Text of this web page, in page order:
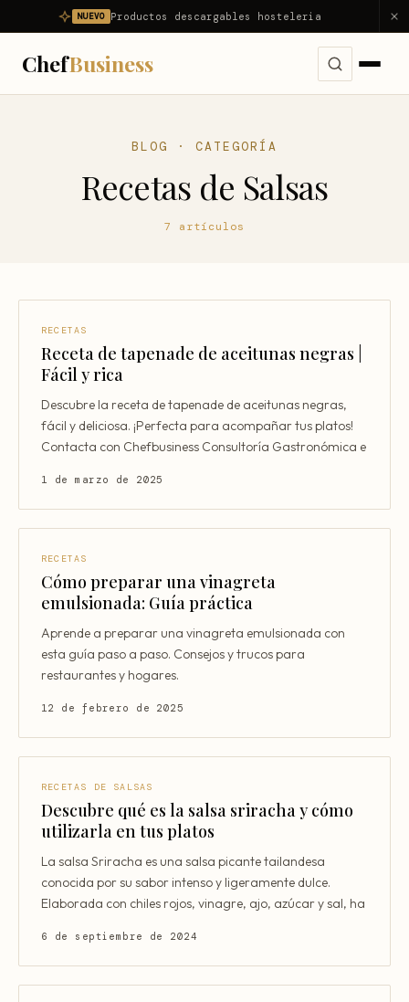
NUEVO Productos descargables hosteleria
ChefBusiness
Ver todos los servicios →
Consultoría Hostelería
Apertura de Restaurantes
Mentoría Gastronómica
Inversores Internacionales
Problemas
Ver todos los problemas →
Reducir food cost
Reducir costes
Reducir mermas
Escandallos de restaurante
Atraer clientes
Falta de personal
Rotación de personal
Cuánto cuesta abrir
Plan de negocio
Permisos en Madrid
Licencias Barcelona
Consultoría Barcelona
Por qué fracasan
Traspasar restaurante
Mi restaurante va a cerrar
Resultados
Blog
Glosario
Solicitar diagnóstico
BLOG · CATEGORÍA
Recetas de Salsas
7 artículos
RECETAS
Receta de tapenade de aceitunas negras |
Fácil y rica
Descubre la receta de tapenade de aceitunas negras,
fácil y deliciosa. ¡Perfecta para acompañar tus platos!
Contacta con Chefbusiness Consultoría Gastronómica e
1 de marzo de 2025
RECETAS
Cómo preparar una vinagreta
emulsionada: Guía práctica
Aprende a preparar una vinagreta emulsionada con
esta guía paso a paso. Consejos y trucos para
restaurantes y hogares.
12 de febrero de 2025
RECETAS DE SALSAS
Descubre qué es la salsa sriracha y cómo
utilizarla en tus platos
La salsa Sriracha es una salsa picante tailandesa
conocida por su sabor intenso y ligeramente dulce.
Elaborada con chiles rojos, vinagre, ajo, azúcar y sal, ha
6 de septiembre de 2024